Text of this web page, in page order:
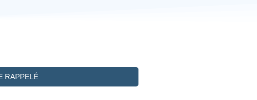
RAPPELÉ